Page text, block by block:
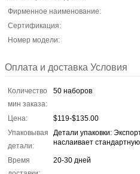
Фирменное наименование:
Сертификация:
Номер модели:
Оплата и доставка Условия
Количество
мин заказа:
50 наборов
Цена:
$119-$135.00
Упаковывая
детали:
Детали упаковки:
наслаивает
Время
20-30 дней